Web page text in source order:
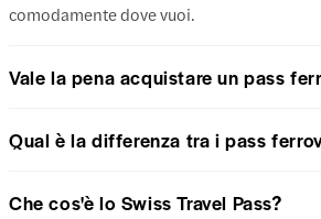
comodamente dove vuoi.
Vale la pena acquistare un pass
Qual è la differenza tra i pass
Che cos'è lo Swiss Travel Pass?